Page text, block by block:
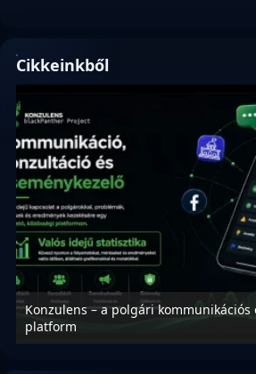
Cikkeinkből
Konzulens – a polgári kommunikációs
platform